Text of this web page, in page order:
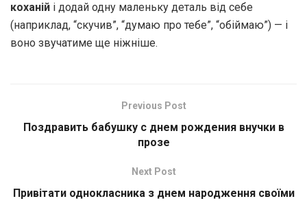
коханій і додай одну маленьку деталь від себе
(наприклад, “скучив”, “думаю про тебе”, “обіймаю”) — і
воно звучатиме ще ніжніше.
Previous Post
Поздравить бабушку с днем рождения внучки в
прозе
Next Post
Привітати однокласника з днем народження своїми